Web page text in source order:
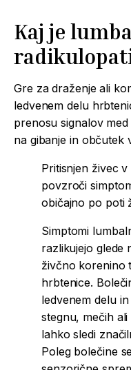
Kaj je
Gre za draženje ali
ledvenem delu
prenosu signalov
na gibanje in občutek
Pritisnjen živec
povzroči
običajno po poti
Simptomi
razlikujejo glede
živčno korenino
hrbtenice.
ledvenem delu
stegnu, mečih
lahko sledi
Poleg bolečine